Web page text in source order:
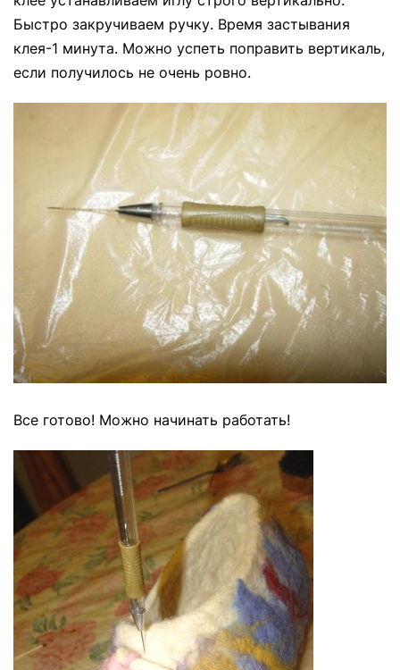
Быстро закручиваем ручку. Время застывания
клея-1 минута. Можно успеть поправить вертикаль,
если получилось не очень ровно.
Все готово! Можно начинать работать!